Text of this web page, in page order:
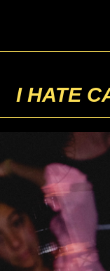
I HATE